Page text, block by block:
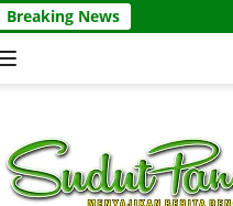
Breaking News